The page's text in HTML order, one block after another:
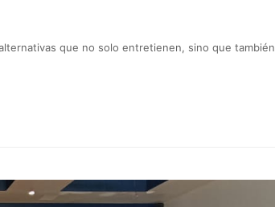
que no solo entretienen, sino que también